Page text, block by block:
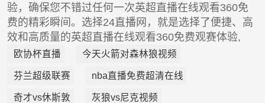
验，确保您不错过任何一次英超直播在线观看360免
费的精彩瞬间。选择24直播网，就是选择了便捷、高
效和高质量的英超直播在线观看360免费观赛体验,
欧协杯直播 今天火箭对森林狼视频
芬兰超级联赛 nba直播免费超清在线
奇才vs休斯敦 灰狼vs尼克视频